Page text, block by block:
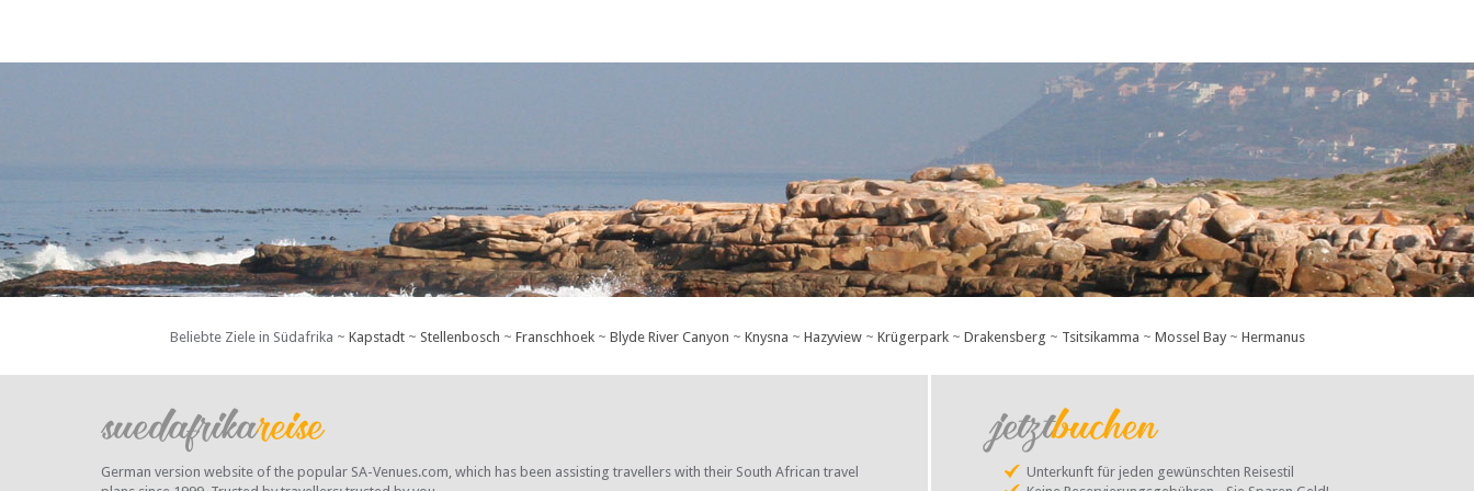
Beliebte Ziele in Südafrika ~ Kapstadt~ Stellenbosch ~ Franschhoek~ Blyde River Canyon ~ Knysna ~ Hazyview~ Krügerpark~ Drakensberg ~ Tsitsikamma ~ Mossel Bay~ Hermanus
German version website of the popular SA-Venues.com, which has been assisting travellers with their South African travel
Unterkunft für jeden gewünschten Reisestil